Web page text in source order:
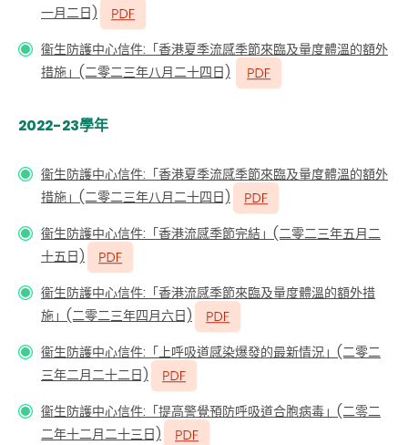
一月二日)
衞生防護中心信件:「香港夏季流感季節來臨及量度體溫的額外
措施」(二零二三年八月二十四日)
2022-23學年
衞生防護中心信件:「香港夏季流感季節來臨及量度體溫的額外
措施」(二零二三年八月二十四日)
衞生防護中心信件:「香港流感季節完結」(二零二三年五月二
十五日)
衞生防護中心信件:「香港流感季節來臨及量度體溫的額外措
施」(二零二三年四月六日)
衞生防護中心信件:「上呼吸道感染爆發的最新情況」(二零二
三年二月二十二日)
衞生防護中心信件:「提高警覺預防呼吸道合胞病毒」(二零二
二年十二月二十三日)